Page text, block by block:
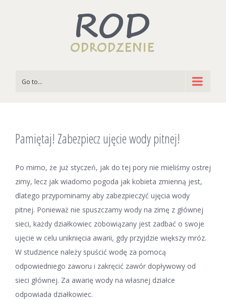
Go to...
Pamiętaj! Zabezpiecz ujęcie wody pitnej!
Po mimo, że już styczeń, jak do tej pory nie mieliśmy ostrej
zimy, lecz jak wiadomo pogoda jak kobieta zmienną jest,
dlatego przypominamy aby zabezpieczyć ujęcia wody
pitnej. Ponieważ nie spuszczamy wody na zimę z głównej
sieci, każdy działkowiec zobowiązany jest zadbać o swoje
ujęcie w celu uniknięcia awarii, gdy przyjdzie większy mróz.
W studzience należy spuścić wodę za pomocą
odpowiedniego zaworu i zakręcić zawór dopływowy od
sieci głównej. Za awarię wody na własnej działce
odpowiada działkowiec.